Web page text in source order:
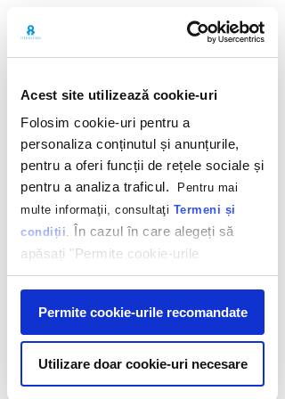
Acest site utilizează cookie-uri
Folosim cookie-uri pentru a
personaliza conținutul și anunțurile,
pentru a oferi funcții de rețele sociale și
pentru a analiza traficul.
Pentru mai
multe informaţii, consultaţi Termeni și
condiții. În cazul în care alegeți să
apăsați "Permite cookie-urile
recomandate" sunteți de acord cu
utilizarea modulelor noastre cookie.
Afişare
Permite cookie-urile recomandate
Utilizare doar cookie-uri necesare
Back
Privacy policy